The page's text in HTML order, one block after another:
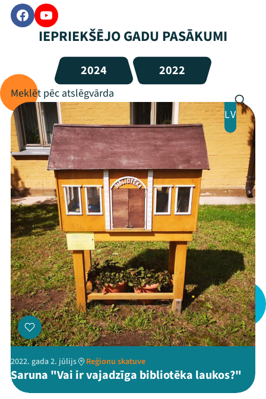
Mana programma
Festivāls
Programma
Arhīvs
Viņi bija LAMPĀ 2026
Jaunumi
Ziedo
Veikals
Kontakti
IEPRIEKŠĒJO GADU PASĀKUMI
2024 2022
LV
2022. gada 2. jūlijs Reģionu skatuve
Saruna "Vai ir vajadzīga bibliotēka laukos?"